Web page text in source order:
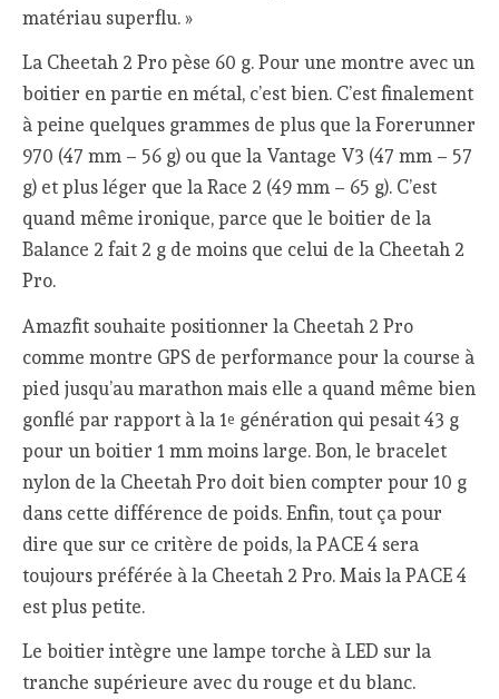
matériau superflu. »
La Cheetah 2 Pro pèse 60 g. Pour une montre avec un
boitier en partie en métal, c’est bien. C’est finalement
à peine quelques grammes de plus que la Forerunner
970 (47 mm – 56 g) ou que la Vantage V3 (47 mm – 57
g) et plus léger que la Race 2 (49 mm – 65 g). C’est
quand même ironique, parce que le boitier de la
Balance 2 fait 2 g de moins que celui de la Cheetah 2
Pro.
Amazfit souhaite positionner la Cheetah 2 Pro
comme montre GPS de performance pour la course à
pied jusqu’au marathon mais elle a quand même bien
gonflé par rapport à la 1e génération qui pesait 43 g
pour un boitier 1 mm moins large. Bon, le bracelet
nylon de la Cheetah Pro doit bien compter pour 10 g
dans cette différence de poids. Enfin, tout ça pour
dire que sur ce critère de poids, la PACE 4 sera
toujours préférée à la Cheetah 2 Pro. Mais la PACE 4
est plus petite.
Le boitier intègre une lampe torche à LED sur la
tranche supérieure avec du rouge et du blanc.